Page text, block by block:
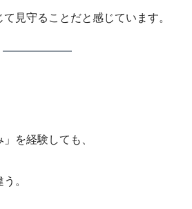
見守ることだと感じています。
を経験しても、
。